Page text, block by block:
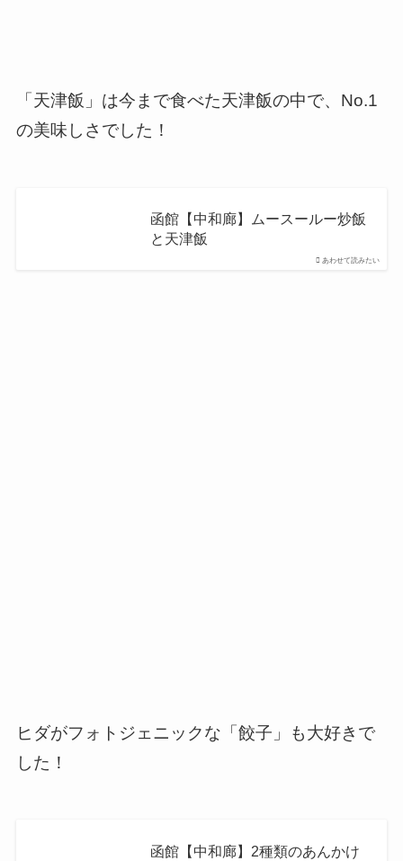
「 天津飯 」は今まで食べた天津飯の中で、No.1
の美味しさでした！
あわせて読みたい
函館【中和廊】ムースールー炒飯
と天津飯
ヒダがフォトジェニックな「餃子 」も大好きで
した！
函館【中和廊】2種類のあんかけ